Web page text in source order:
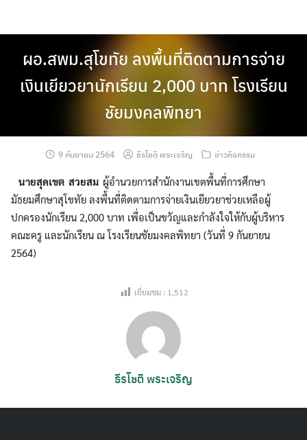
content
ผอ.สพม.สุโขทัย ลงพื้นที่ติดตามการจ่าย
เงินเยียวยานักเรียน 2,000 บาท โรงเรียน
ชัยมงคลพิทยา
9 กันยายน 2564 ธีรโชติ พระเจริญ ข่าวกิจกรรม
นายสุดเขต สวยสม ผู้อำนวยการสำนักงานเขตพื้นที่การศึกษา
มัธยมศึกษาสุโขทัย ลงพื้นที่ติดตามการจ่ายเงินเยียวยาช่วยเหลือผู้
ปกครองนักเรียน 2,000 บาท เพื่อเป็นขวัญและกำลังใจให้กับผู้บริหาร
คณะครู และนักเรียน ณ โรงเรียนชัยมงคลพิทยา (วันที่ 9 กันยายน
2564)
เยี่ยมชม : 1,512
ธีรโชติ พระเจริญ